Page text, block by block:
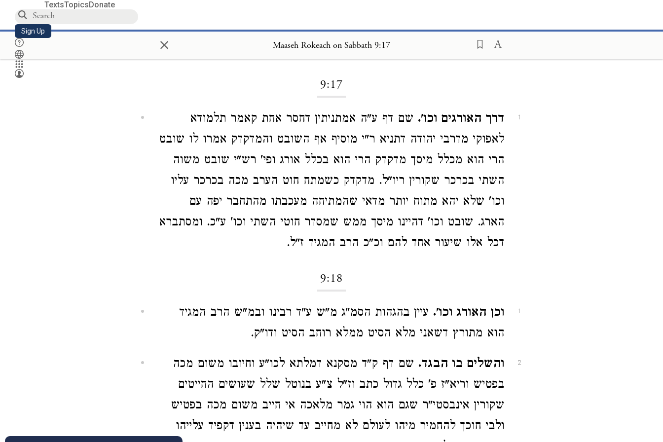
TextsTopicsDonate
Sign Up × Maaseh Rokeach on Sabbath 9:17
9:17
1 דרך האורגים וכו'. שם דף ע"ה אמתניתין דחסר אחת קאמר תלמודא
לאפוקי מדרבי יהודה דתניא ר"י מוסיף אף השובט והמדקדק אמרו לו שובט
הרי הוא מכלל מיסך מדקדק הרי הוא בכלל אורג ופי' רש"י שובט משוה
השתי בכרכר שקורין ריו"ל. מדקדק כשמתח חוט הערב מכה בכרכר עליו
וכו' שלא יהא מתוח יותר מדאי שהמתיחה מעכבתו מהתחבר יפה עם
הארג. שובט וכו' דהיינו מיסך ממש שמסדר חוטי השתי וכו' ע"כ. ומסתברא
דכל אלו שיעור אחד להם וכ"כ הרב המגיד ז"ל.
9:18
1 וכן האורג וכו'. עיין בהגהות הסמ"ג מ"ש ע"ד רבינו ובמ"ש הרב המגיד
הוא מתורץ דשאני מלא הסיט ממלא רוחב הסיט ודו"ק.
2 והשלים בו הבגד. שם דף ק"ד מסקנא דמלתא לכו"ע וחיובו משום מכה
בפטיש וריא"ז פ' כלל גדול כתב וז"ל צ"ע בנוטל שלל שעושים החייטים
שקורין אינבסטי"ר שגם הוא הוי גמר מלאכה אי חייב משום מכה בפטיש
ולבי חוכך להחמיר מיהו לעולם לא מחייב עד שיהיה בענין דקפיד עלייהו